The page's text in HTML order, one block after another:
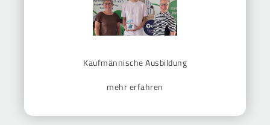
Kaufmännische Ausbildung
mehr erfahren